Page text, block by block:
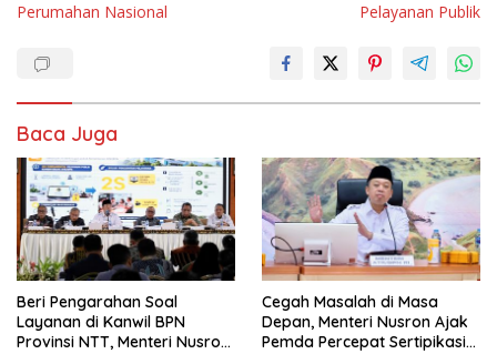
Perumahan Nasional Pelayanan Publik
Baca Juga
Beri Pengarahan Soal
Layanan di Kanwil BPN
Provinsi NTT, Menteri Nusron:
Cegah Masalah di Masa
Depan, Menteri Nusron Ajak
Pemda Percepat Sertipikasi